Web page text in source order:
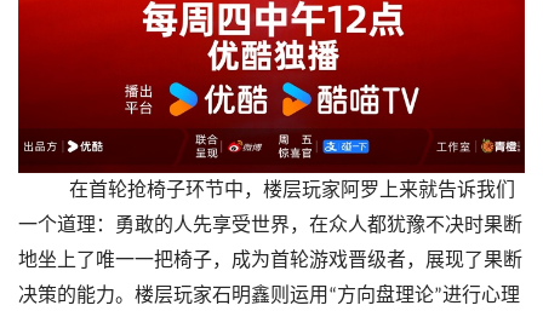
在首轮抢椅子环节中，楼层玩家阿罗上来就告诉我们
一个道理：勇敢的人先享受世界，在众人都犹豫不决时果断
地坐上了唯一一把椅子，成为首轮游戏晋级者，展现了果断
决策的能力。楼层玩家石明鑫则运用 “方向盘理论”进行心理